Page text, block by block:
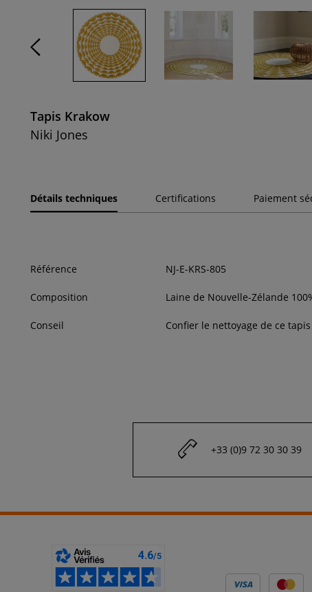
Tapis Krakow
Niki Jones
Détails techniques Certifications Paiement
Référence NJ-E-KRS-805
Composition Laine de Nouvelle-Zélande
Conseil Confier le nettoyage de ce
+33 (0)9 72 30 30 39